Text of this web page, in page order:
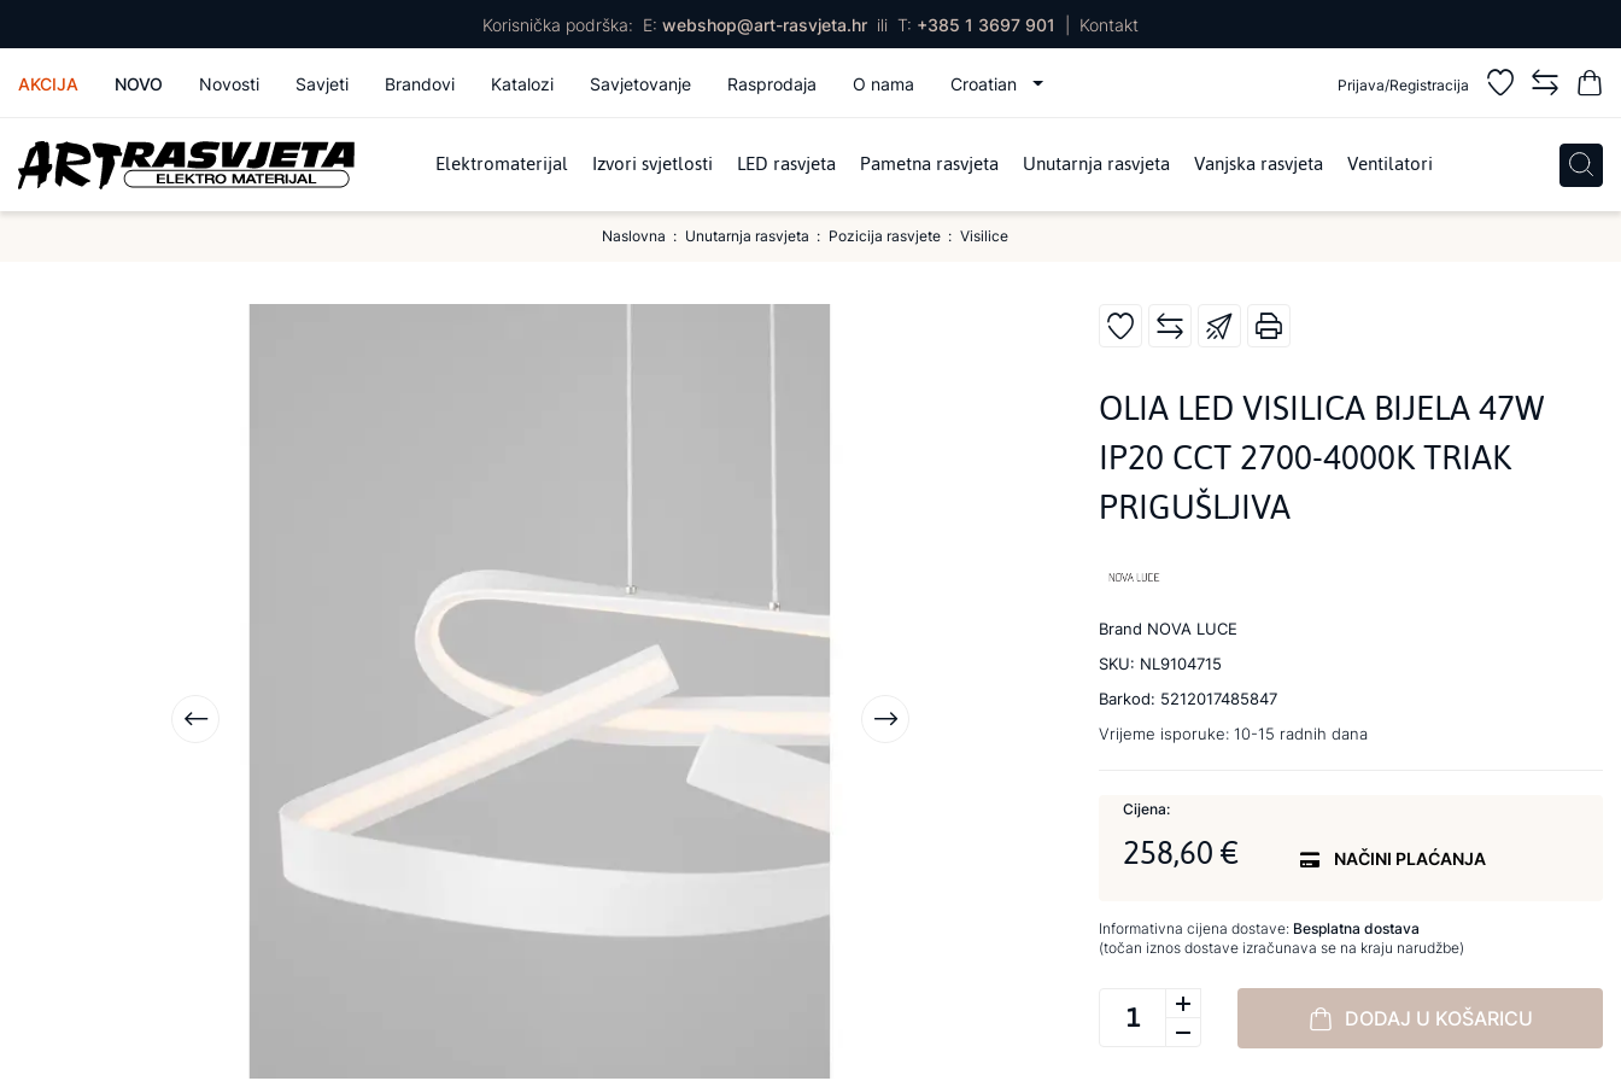
Korisnička podrška: E: webshop@art-rasvjeta.hr ili T: +385 1 3697 901 Kontakt
AKCIJA NOVO Novosti Savjeti Brandovi Katalozi Savjetovanje Rasprodaja O nama Croatian Prijava/Registracija
Elektromaterijal Izvori svjetlosti LED rasvjeta Pametna rasvjeta Unutarnja rasvjeta Vanjska rasvjeta Ventilatori
Naslovna Unutarnja rasvjeta Pozicija rasvjete Visilice
OLIA LED VISILICA BIJELA 47W
IP20 CCT 2700-4000K TRIAK
PRIGUŠLJIVA
Brand NOVA LUCE
SKU: NL9104715
Barkod: 5212017485847
Vrijeme isporuke: 10-15 radnih dana
Cijena:
258,60 € NAČINI PLAĆANJA
Informativna cijena dostave: Besplatna dostava
(točan iznos dostave izračunava se na kraju narudžbe)
DODAJ U KOŠARICU